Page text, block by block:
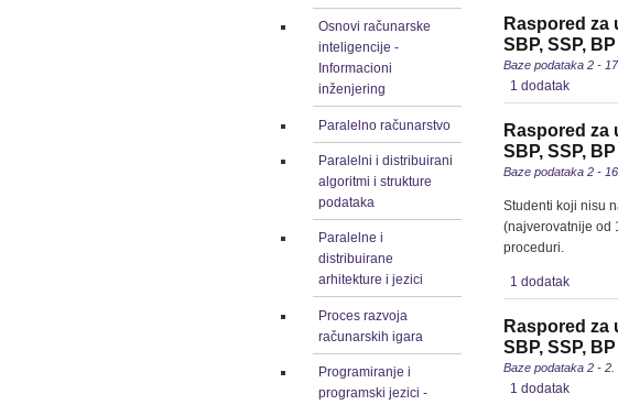
Osnovi računarske
inteligencije -
Informacioni
inženjering
Paralelno računarstvo
Paralelni i distribuirani
algoritmi i strukture
podataka
Paralelne i
distribuirane
arhitekture i jezici
Proces razvoja
računarskih igara
Programiranje i
programski jezici -
Raspored za
SBP, SSP, BP
Baze podataka 2 -
1 dodatak
Raspored za
SBP, SSP, BP
Baze podataka 2 -
Studenti koji nisu
(najverovatnije od
proceduri.
1 dodatak
Raspored za
SBP, SSP, BP
Baze podataka 2 - 2.
1 dodatak